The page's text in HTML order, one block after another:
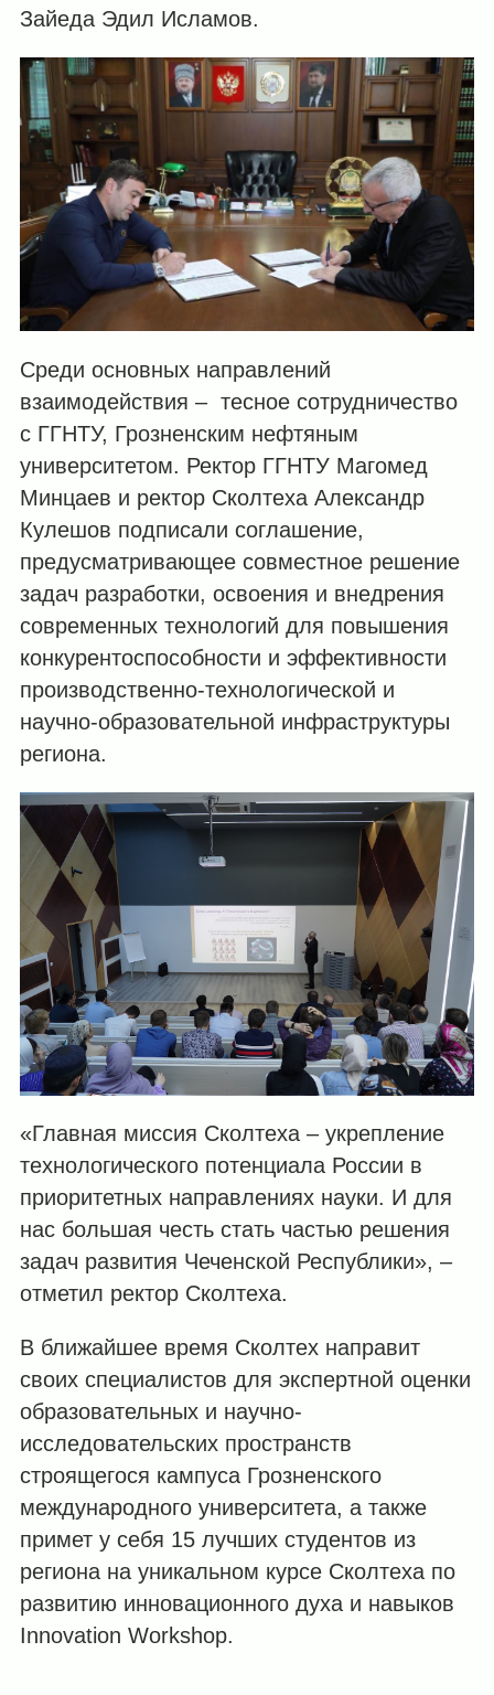
Зайеда Эдил Исламов.
Среди основных направлений
взаимодействия – тесное сотрудничество
с ГГНТУ, Грозненским нефтяным
университетом. Ректор ГГНТУ Магомед
Минцаев и ректор Сколтеха Александр
Кулешов подписали соглашение,
предусматривающее совместное решение
задач разработки, освоения и внедрения
современных технологий для повышения
конкурентоспособности и эффективности
производственно-технологической и
научно-образовательной инфраструктуры
региона.
«Главная миссия Сколтеха – укрепление
технологического потенциала России в
приоритетных направлениях науки. И для
нас большая честь стать частью решения
задач развития Чеченской Республики», –
отметил ректор Сколтеха.
В ближайшее время Сколтех направит
своих специалистов для экспертной оценки
образовательных и научно-
исследовательских пространств
строящегося кампуса Грозненского
международного университета, а также
примет у себя 15 лучших студентов из
региона на уникальном курсе Сколтеха по
развитию инновационного духа и навыков
Innovation Workshop.